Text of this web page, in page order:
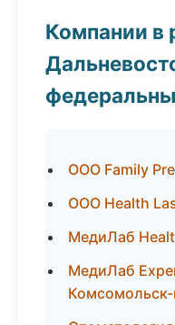
Компании в
ООО Family
ООО Health
МедиЛаб
МедиЛаб